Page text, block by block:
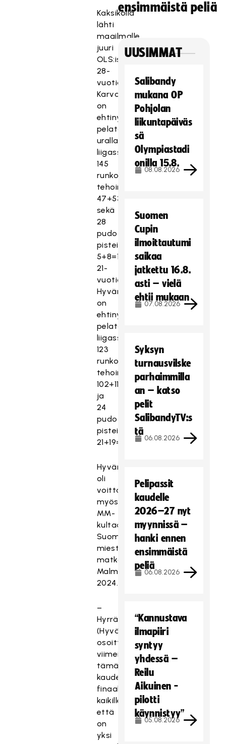
Kaksikolla
lähti
maailmalle
juuri
OLS:ista.
28-
vuotias
Karvonen
on
ehtinyt
pelata
urallaan
liigassa
145
runkosarjapeliä
tehoin
47+53=100
sekä
28
pudotuspeliä
pistein
5+8=13.
21-
vuotias
Hyvärinen
on
ehtinyt
pelata
liigassa
123
runkosarjapeliä
tehoin
102+113=215
ja
24
pudotuspeliä
pistein
21+19=40.
Hyvärinen
oli
voittamassa
myös
MM-
kultaa
Suomen
miesten
matkassa
Malmössä
2024.
–
Hyrrä
(Hyvärinen)
osoitti
viimeistään
tämän
kauden
finaaleissa
kaikille;
että
on
yksi
ensimmäistä peliä
UUSIMMAT
Salibandy
mukana OP
Pohjolan
liikuntapäiväs
sä
Olympiastadi
onilla 15.8.
08.08.2026
Suomen
Cupin
ilmoittautumi
saikaa
jatkettu 16.8.
asti – vielä
ehtii mukaan
07.08.2026
Syksyn
turnausvilske
parhaimmilla
an – katso
pelit
SalibandyTV:s
tä
06.08.2026
Pelipassit
kaudelle
2026–27 nyt
myynnissä –
hanki ennen
ensimmäistä
peliä
06.08.2026
“Kannustava
ilmapiiri
syntyy
yhdessä –
Reilu
Aikuinen -
pilotti
käynnistyy”
05.08.2026